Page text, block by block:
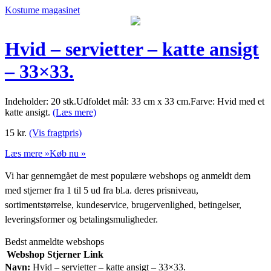
Kostume magasinet
Hvid – servietter – katte ansigt
– 33×33.
Indeholder: 20 stk.Udfoldet mål: 33 cm x 33 cm.Farve: Hvid med et
katte ansigt. (Læs mere)
15 kr. (Vis fragtpris)
Læs mere »Køb nu »
Vi har gennemgået de mest populære webshops og anmeldt dem
med stjerner fra 1 til 5 ud fra bl.a. deres prisniveau,
sortimentstørrelse, kundeservice, brugervenlighed, betingelser,
leveringsformer og betalingsmuligheder.
Bedst anmeldte webshops
Webshop Stjerner Link
Navn: Hvid – servietter – katte ansigt – 33×33.